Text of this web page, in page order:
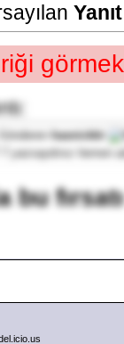
hasnicktir
7 yazsaydınız hemen
bu